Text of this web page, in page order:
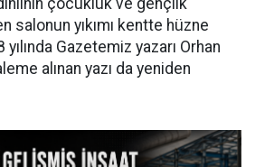
çocukluk ve gençlik
salonun yıkımı kentte hüzne
Gazetemiz yazarı Orhan
alınan yazı da yeniden